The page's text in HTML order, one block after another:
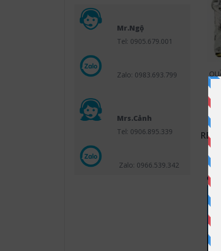
Mr.Ngộ
Tel: 0905.679.001
Zalo: 0983.693.799
Mrs.Cảnh
Tel: 0906.895.339
Zalo: 0966.539.342